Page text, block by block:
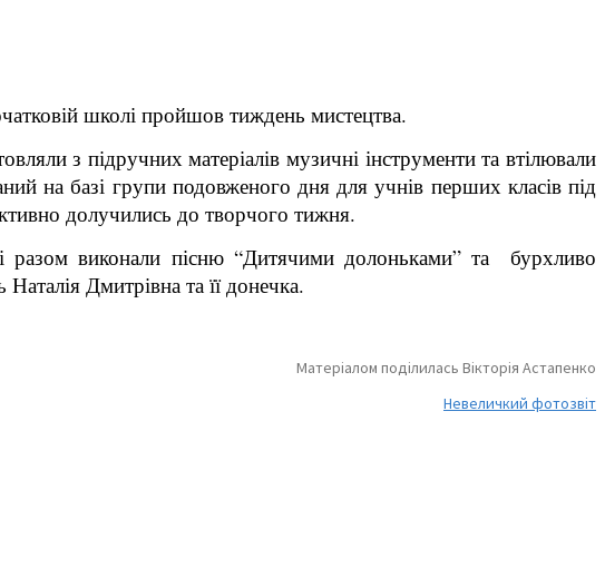
школі пройшов тиждень мистецтва.
з підручних матеріалів музичні інструменти та втілювали
на базі групи подовженого дня для учнів перших класів під
долучились до творчого тижня.
разом виконали пісню “Дитячими долоньками” та бурхливо
Дмитрівна та її донечка.
Матеріалом поділилась Вікторія Астапенко
Невеличкий фотозвіт